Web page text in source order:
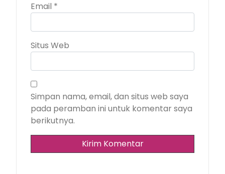
Email *
Situs Web
Simpan nama, email, dan situs web saya
pada peramban ini untuk komentar saya
berikutnya.